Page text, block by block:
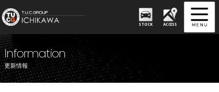
STOCK ACCESS
Information
更新情報